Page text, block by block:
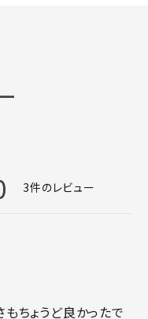
3
ちょうど良かったで